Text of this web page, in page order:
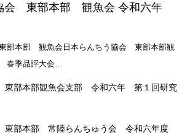
会 東部本部 観魚会 令和六年
部本部 観魚会日本らんちう協会 東部本部観
季品評大会…
東部本部観魚会支部 令和六年 第１回研究
東部本部 常陸らんちゅう会 令和六年度